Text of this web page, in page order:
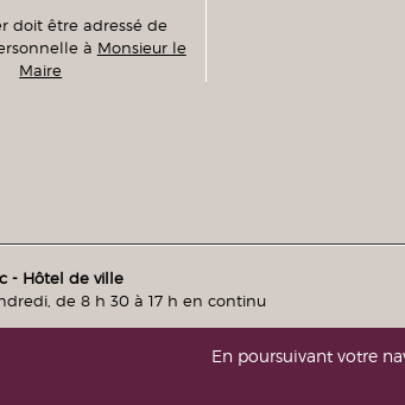
doit être adressé de
à Monsieur le
Maire
- Hôtel de ville
de 8 h 30 à 17 h en continu
En poursuivant votre